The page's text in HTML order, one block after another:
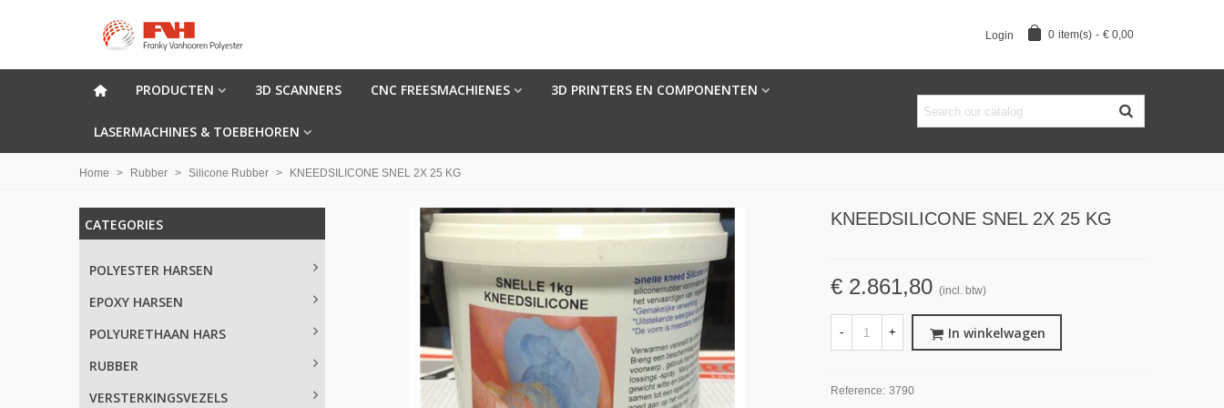
Login 0 item(s) - € 0,00
PRODUCTEN 3D SCANNERS CNC FREESMACHIENES 3D PRINTERS EN COMPONENTEN
LASERMACHINES & TOEBEHOREN
Home > Rubber > Silicone Rubber > KNEEDSILICONE SNEL 2X 25 KG
CATEGORIES
POLYESTER HARSEN
EPOXY HARSEN
POLYURETHAAN HARS
RUBBER
VERSTERKINGSVEZELS
KNEEDSILICONE SNEL 2X 25 KG
€ 2.861,80 (incl. btw)
- + In winkelwagen
Reference: 3790